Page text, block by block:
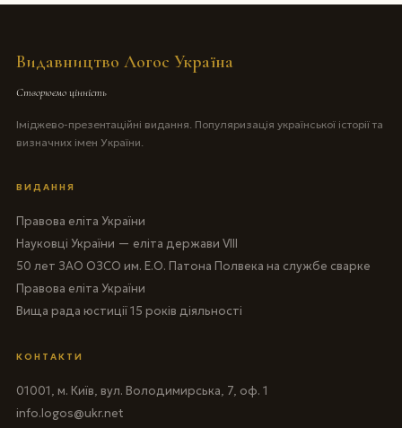
Видавництво Логос Україна
Створюємо цінність
Іміджево-презентаційні видання. Популяризація української історії та
визначних імен України.
ВИДАННЯ
Правова еліта України
Науковці України — еліта держави VIII
50 лет ЗАО ОЗСО им. Е.О. Патона Полвека на службе сварке
Правова еліта України
Вища рада юстиції 15 років діяльності
КОНТАКТИ
01001, м. Київ, вул. Володимирська, 7, оф. 1
info.logos@ukr.net